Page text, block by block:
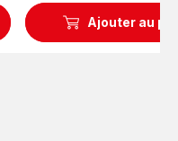
Ajouter au